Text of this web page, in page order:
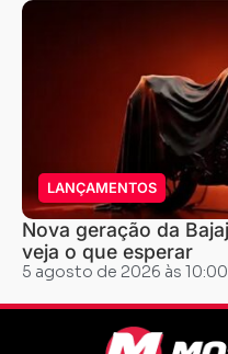
LANÇAMENTOS
Nova geração da
veja o que esperar
5 agosto de 2026 às 10:00